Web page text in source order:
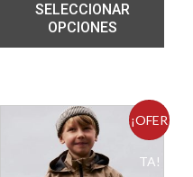
SELECCIONAR
OPCIONES
¡OFER
TA!